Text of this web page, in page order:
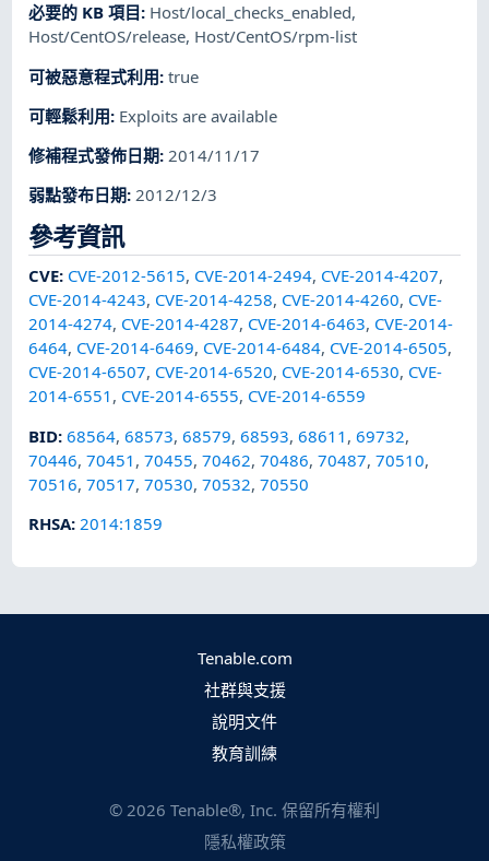
必要的 KB 項目: Host/local_checks_enabled,
Host/CentOS/release, Host/CentOS/rpm-list
可被惡意程式利用:true
可輕鬆利用: Exploits are available
修補程式發佈日期:2014/11/17
弱點發布日期:2012/12/3
參考資訊
CVE: CVE-2012-5615, CVE-2014-2494, CVE-2014-4207,
CVE-2014-4243, CVE-2014-4258, CVE-2014-4260, CVE-
2014-4274, CVE-2014-4287, CVE-2014-6463, CVE-2014-
6464, CVE-2014-6469, CVE-2014-6484, CVE-2014-6505,
CVE-2014-6507, CVE-2014-6520, CVE-2014-6530, CVE-
2014-6551 , CVE-2014-6555, CVE-2014-6559
BID:68564,68573,68579,68593,68611 ,69732,
70446,70451 ,70455,70462,70486,70487,70510,
70516,70517,70530,70532,70550
RHSA: 2014:1859
Tenable.com
社群與支援
說明文件
教育訓練
© 2026 Tenable®, Inc. 保留所有權利
隱私權政策